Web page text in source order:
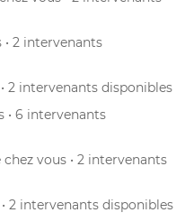
• 2 intervenants
2 intervenants disponibles
• 6 intervenants
chez vous • 2 intervenants
2 intervenants disponibles